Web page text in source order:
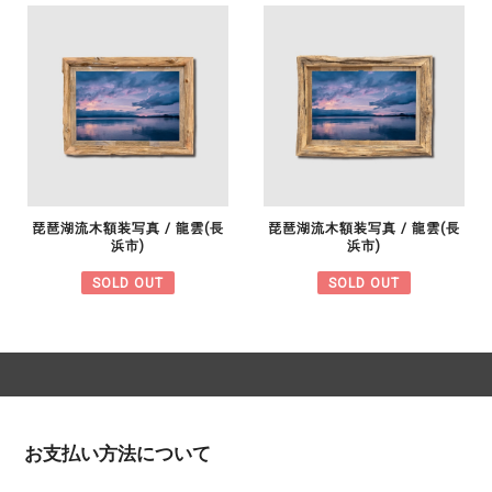
琵琶湖流木額装写真 / 龍雲(長
浜市)
SOLD OUT
琵琶湖流木額装写真 / 龍雲(長
浜市)
SOLD OUT
お支払い方法について